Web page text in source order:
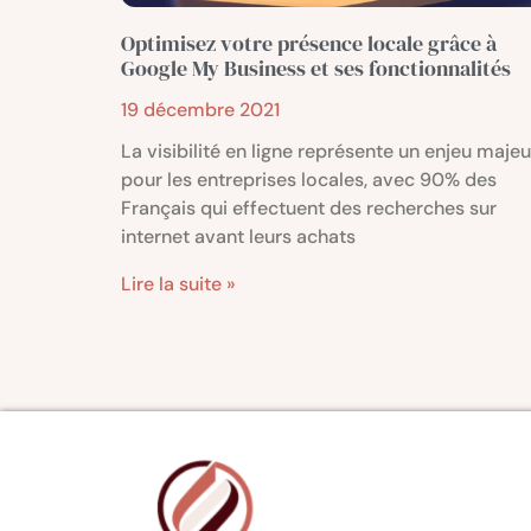
Optimisez votre présence locale grâce à
Google My Business et ses fonctionnalités
19 décembre 2021
La visibilité en ligne représente un enjeu
pour les entreprises locales, avec 90% des
Français qui effectuent des recherches sur
internet avant leurs achats
Lire la suite »